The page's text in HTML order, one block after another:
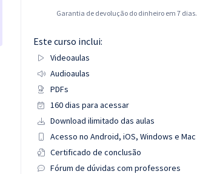
Garantia de devolução do dinheiro em 7 dias.
Este curso inclui:
Videoaulas
Audioaulas
PDFs
160 dias para acessar
Download ilimitado das aulas
Acesso no Android, iOS, Windows e Mac
Certificado de conclusão
Fórum de dúvidas com professores